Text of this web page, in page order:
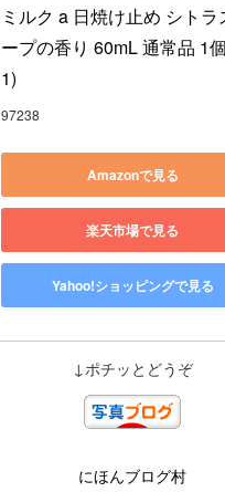
ミルク a 日焼け止め シトラ
ープの香り 60mL 通常品 1
1)
97238
Amazonで見る
楽天市場で見る
Yahoo!ショッピングで見る
↓ポチッとどうぞ
にほんブログ村